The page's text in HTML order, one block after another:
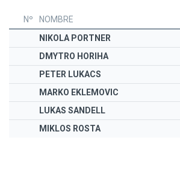
Nº NOMBRE
NIKOLA PORTNER
DMYTRO HORIHA
PETER LUKACS
MARKO EKLEMOVIC
LUKAS SANDELL
MIKLOS ROSTA